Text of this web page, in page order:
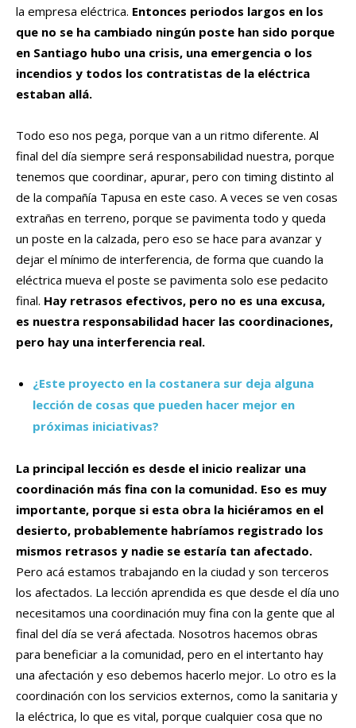
la empresa eléctrica. Entonces periodos largos en los
que no se ha cambiado ningún poste han sido porque
en Santiago hubo una crisis, una emergencia o los
incendios y todos los contratistas de la eléctrica
estaban allá.
Todo eso nos pega, porque van a un ritmo diferente. Al
final del día siempre será responsabilidad nuestra, porque
tenemos que coordinar, apurar, pero con timing distinto al
de la compañía Tapusa en este caso. A veces se ven cosas
extrañas en terreno, porque se pavimenta todo y queda
un poste en la calzada, pero eso se hace para avanzar y
dejar el mínimo de interferencia, de forma que cuando la
eléctrica mueva el poste se pavimenta solo ese pedacito
final. Hay retrasos efectivos, pero no es una excusa,
es nuestra responsabilidad hacer las coordinaciones,
pero hay una interferencia real.
¿Este proyecto en la costanera sur deja alguna
lección de cosas que pueden hacer mejor en
próximas iniciativas?
La principal lección es desde el inicio realizar una
coordinación más fina con la comunidad. Eso es muy
importante, porque si esta obra la hiciéramos en el
desierto, probablemente habríamos registrado los
mismos retrasos y nadie se estaría tan afectado.
Pero acá estamos trabajando en la ciudad y son terceros
los afectados. La lección aprendida es que desde el día uno
necesitamos una coordinación muy fina con la gente que al
final del día se verá afectada. Nosotros hacemos obras
para beneficiar a la comunidad, pero en el intertanto hay
una afectación y eso debemos hacerlo mejor. Lo otro es la
coordinación con los servicios externos, como la sanitaria y
la eléctrica, lo que es vital, porque cualquier cosa que no